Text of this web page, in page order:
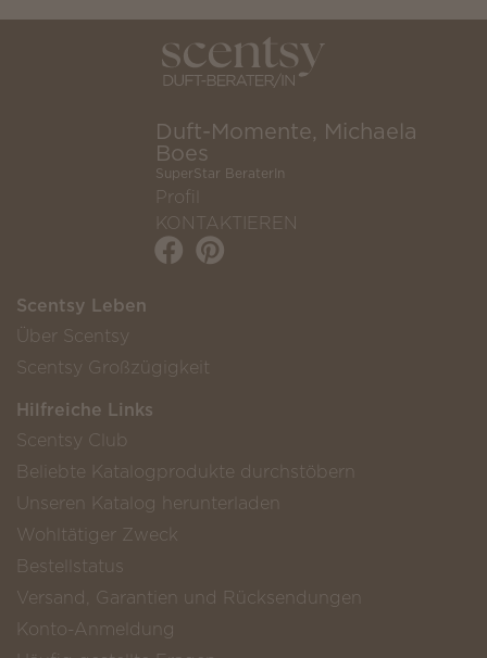
Duft-Momente, Michaela
Boes
SuperStar BeraterIn
Profil
KONTAKTIEREN
Scentsy Leben
Über Scentsy
Scentsy Großzügigkeit
Hilfreiche Links
Scentsy Club
Beliebte Katalogprodukte durchstöbern
Unseren Katalog herunterladen
Wohltätiger Zweck
Bestellstatus
Versand, Garantien und Rücksendungen
Konto-Anmeldung